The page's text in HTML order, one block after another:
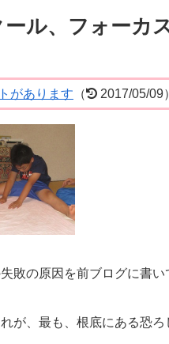
ル、フォーカ
があります （ 2017/05/09）
敗の原因を前ブログに書
が、最も、根底にある恐